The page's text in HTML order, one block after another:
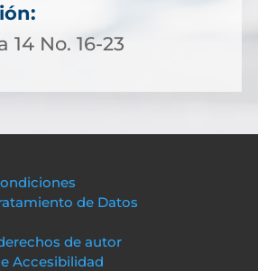
14 No. 16-23
de Datos
de autor
Accesibilidad